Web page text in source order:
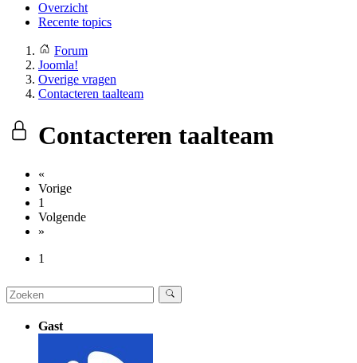
Overzicht
Recente topics
Forum
Joomla!
Overige vragen
Contacteren taalteam
Contacteren taalteam
«
Vorige
1
Volgende
»
1
Gast